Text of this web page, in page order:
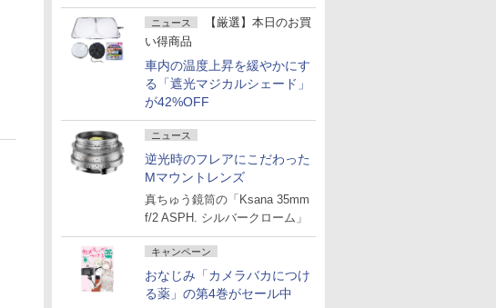
ニュース
【厳選】本日のお買
い得商品
車内の温度上昇を緩やかにす
る「遮光マジカルシェード」
が42%OFF
ニュース
逆光時のフレアにこだわった
Mマウントレンズ
真ちゅう鏡筒の「Ksana 35mm
f/2 ASPH. シルバークローム」
キャンペーン
おなじみ「カメラバカにつけ
る薬」の第4巻がセール中